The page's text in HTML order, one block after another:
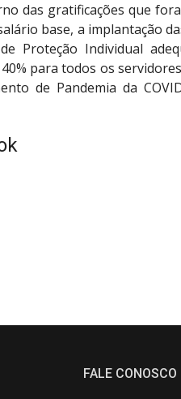
das gratificações que
base, a implantação
Proteção Individual
para todos os
de Pandemia da
FALE CONOSCO